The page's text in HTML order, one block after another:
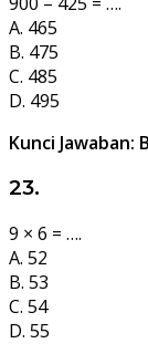
A. 465
B. 475
C. 485
D. 495
Kunci Jawaban: B
23.
9 × 6 = ….
A. 52
B. 53
C. 54
D. 55